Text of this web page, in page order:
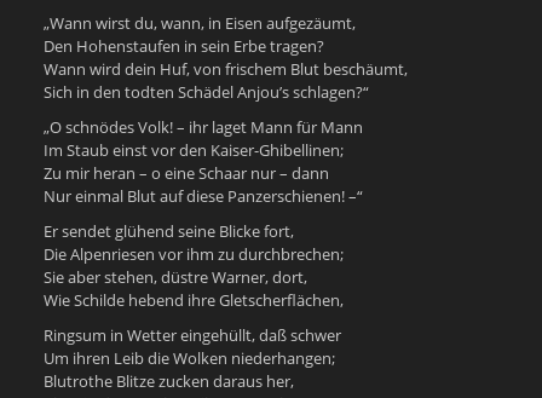
„Wann wirst du, wann, in Eisen aufgezäumt,
Den Hohenstaufen in sein Erbe tragen?
Wann wird dein Huf, von frischem Blut beschäumt,
Sich in den todten Schädel Anjou’s schlagen?“
„O schnödes Volk! – ihr laget Mann für Mann
Im Staub einst vor den Kaiser-Ghibellinen;
Zu mir heran – o eine Schaar nur – dann
Nur einmal Blut auf diese Panzerschienen! –“
Er sendet glühend seine Blicke fort,
Die Alpenriesen vor ihm zu durchbrechen;
Sie aber stehen, düstre Warner, dort,
Wie Schilde hebend ihre Gletscherflächen,
Ringsum in Wetter eingehüllt, daß schwer
Um ihren Leib die Wolken niederhangen;
Blutrothe Blitze zucken daraus her,